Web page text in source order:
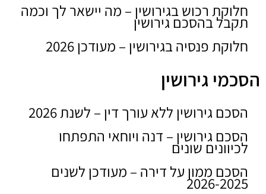
חלוקת רכוש בגירושין – מה יישאר לך וכמה
תקבל בהסכם גירושין
חלוקת פנסיה בגירושין – מעודכן 2026
הסכמי גירושין
הסכם גירושין ללא עורך דין – לשנת 2026
הסכם גירושין – דנה ויוחאי התפתחו
לכיוונים שונים
הסכם ממון על דירה – מעודכן לשנים
2026-2025